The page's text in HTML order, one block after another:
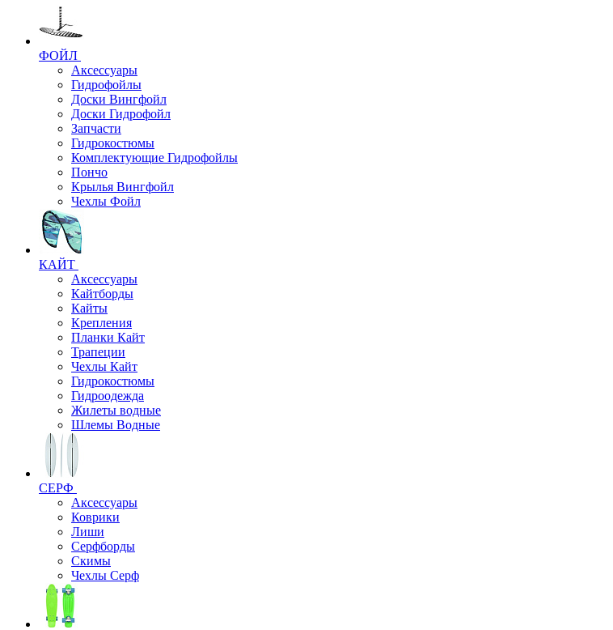
ФОЙЛ
Аксессуары
Гидрофойлы
Доски Вингфойл
Доски Гидрофойл
Запчасти
Гидрокостюмы
Комплектующие Гидрофойлы
Пончо
Крылья Вингфойл
Чехлы Фойл
КАЙТ
Аксессуары
Кайтборды
Кайты
Крепления
Планки Кайт
Трапеции
Чехлы Кайт
Гидрокостюмы
Гидроодежда
Жилеты водные
Шлемы Водные
СЕРФ
Аксессуары
Коврики
Лиши
Серфборды
Скимы
Чехлы Cерф